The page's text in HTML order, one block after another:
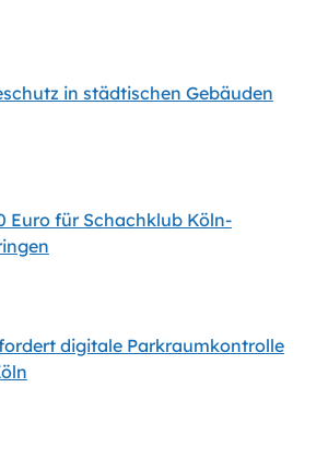
in städtischen Gebäuden
Euro für Schachklub Köln-
digitale Parkraumkontrolle